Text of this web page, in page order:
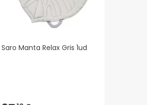
Saro Manta Relax Gris 1ud